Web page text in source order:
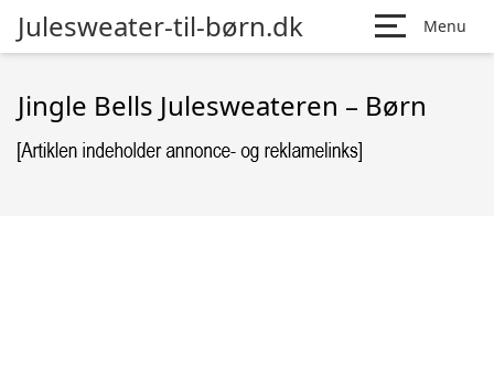
Julesweater-til-børn.dk Menu
Jingle Bells Julesweateren – Børn